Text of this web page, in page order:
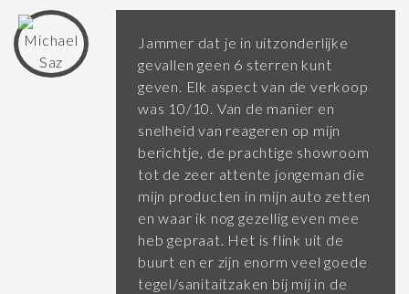
Jammer dat je in uitzonderlijke
gevallen geen 6 sterren kunt
geven. Elk aspect van de verkoop
was 10/10. Van de manier en
snelheid van reageren op mijn
berichtje, de prachtige showroom
tot de zeer attente jongeman die
mijn producten in mijn auto zetten
en waar ik nog gezellig even mee
heb gepraat. Het is flink uit de
buurt en er zijn enorm veel goede
tegel/sanitaitzaken bij mij in de